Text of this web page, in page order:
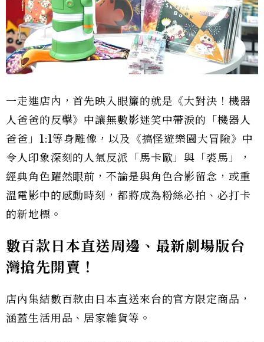
一走進店內，首先映入眼簾的就是《大對決！機器
人爸爸的反擊》中讓無數影迷笑中帶淚的「機器人
爸爸」1:1等身雕像，以及《搞怪遊樂園大冒險》中
令人印象深刻的人氣反派「馬卡歐」與「裘馬」，
經典角色躍然眼前，不論是與角色合影留念，或重
溫電影中的感動時刻，都將成為粉絲必拍、必打卡
的新地標。
數百款日本直送周邊、最新劇場版台
灣搶先開賣！
店內集結數百款由日本直送來台的官方限定商品，
涵蓋生活用品、居家雜貨等。